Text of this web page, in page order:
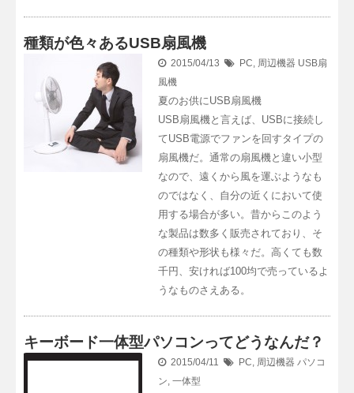
種類が色々あるUSB扇風機
2015/04/13 PC, 周辺機器 USB扇
風機
夏のお供にUSB扇風機
USB扇風機と言えば、USBに接続し
てUSB電源でファンを回すタイプの
扇風機だ。通常の扇風機と違い小型
なので、遠くから風を運ぶようなも
のではなく、自分の近くにおいて使
用する場合が多い。昔からこのよう
な製品は数多く販売されており、そ
の種類や形状も様々だ。高くても数
千円、安ければ100均で売っているよ
うなものさえある。
キーボード一体型パソコンってどうなんだ？
2015/04/11 PC, 周辺機器 パソコ
ン, 一体型